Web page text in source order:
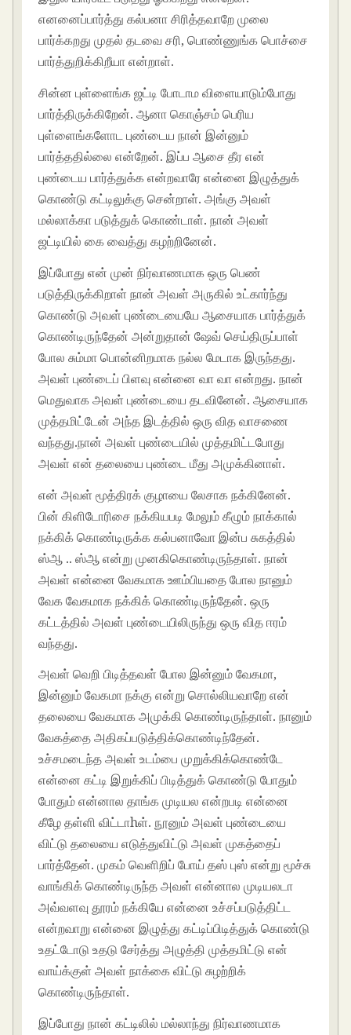
எனனைப்பார்த்து கல்பனா சிரித்தவாறே முலை
பார்க்கறது முதல் தடவை சரி, பொண்ணுங்க பொச்சை
பார்த்துறிக்கிறீயா என்றாள்.
சின்ன புள்ளைங்க ஜட்டி போடாம விளையாடும்போது
பார்த்திருக்கிறேன். ஆனா கொஞ்சம் பெரிய
புள்ளைங்களோட புண்டைய நான் இன்னும்
பார்த்ததில்லை என்றேன். இப்ப ஆசை தீர என்
புண்டைய பார்த்துக்க என்றவாரே என்னை இழுத்துக்
கொண்டு கட்டிலுக்கு சென்றாள். அங்கு அவள்
மல்லாக்கா படுத்துக் கொண்டாள். நான் அவள்
ஜட்டியில் கை வைத்து கழற்றினேன்.
இப்போது என் முன் நிர்வாணமாக ஒரு பெண்
படுத்திருக்கிறாள் நான் அவள் அருகில் உட்கார்ந்து
கொண்டு அவள் புண்டையையே ஆசையாக பார்த்துக்
கொண்டிருந்தேன் அன்றுதான் ஷேவ் செய்திருப்பாள்
போல சும்மா பொன்னிறமாக நல்ல மேடாக இருந்தது.
அவள் புண்டைப் பிளவு என்னை வா வா என்றது. நான்
மெதுவாக அவள் புண்டையை தடவினேன். ஆசையாக
முத்தமிட்டேன் அந்த இடத்தில் ஒரு வித வாசணை
வந்தது.நான் அவள் புண்டையில் முத்தமிட்டபோது
அவள் என் தலையை புண்டை மீது அமுக்கினாள்.
என் அவள் மூத்திரக் குழாயை லேசாக நக்கினேன்.
பின் கிளிடோரிசை நக்கியபடி மேலும் கீழும் நாக்கால்
நக்கிக் கொண்டிருக்க கல்பனாவோ இன்ப சுகத்தில்
ஸ்ஆ .. ஸ்ஆ என்று முனகிகொண்டிருந்தாள். நான்
அவள் என்னை வேகமாக ஊம்பியதை போல நானும்
வேக வேகமாக நக்கிக் கொண்டிருந்தேன். ஒரு
கட்டத்தில் அவள் புண்டையிலிருந்து ஒரு வித ஈரம்
வந்தது.
அவள் வெறி பிடித்தவள் போல இன்னும் வேகமா,
இன்னும் வேகமா நக்கு என்று சொல்லியவாறே என்
தலையை வேகமாக அமுக்கி கொண்டிருந்தாள். நானும்
வேகத்தை அதிகப்படுத்திக்கொண்டிந்தேன்.
உச்சமடைந்த அவள் உடம்பை முறுக்கிக்கொண்டே
என்னை கட்டி இறுக்கிப் பிடித்துக் கொண்டு போதும்
போதும் என்னால தாங்க முடியல என்றபடி என்னை
கீழே தள்ளி விட்டாhள். நூனும் அவள் புண்டையை
விட்டு தலையை எடுத்துவிட்டு அவள் முகத்தைப்
பார்த்தேன். முகம் வெளிறிப் போய் தஸ் புஸ் என்று மூச்சு
வாங்கிக் கொண்டிருந்த அவள் என்னால முடியலடா
அவ்வளவு தூரம் நக்கியே என்னை உச்சப்படுத்திட்ட
என்றவாறு என்னை இழுத்து கட்டிப்பிடித்துக் கொண்டு
உதட்டோடு உதடு சேர்த்து அழுத்தி முத்தமிட்டு என்
வாய்க்குள் அவள் நாக்கை விட்டு சுழற்றிக்
கொண்டிருந்தாள்.
இப்போது நான் கட்டிலில் மல்லாந்து நிர்வாணமாக